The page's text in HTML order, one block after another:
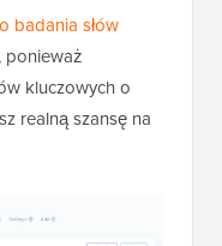
badania słów
, ponieważ
kluczowych o
realną szansę na